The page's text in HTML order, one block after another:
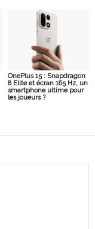
OnePlus 15 : Snapdragon
8 Elite et écran 165 Hz, un
smartphone ultime pour
les joueurs ?